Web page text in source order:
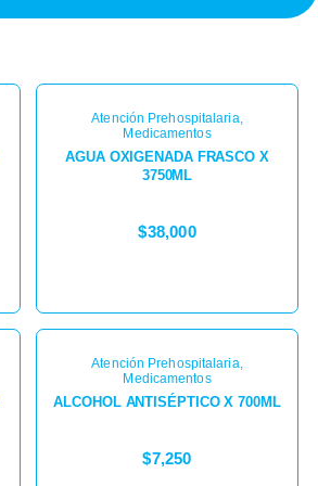
Atención Prehospitalaria,
Medicamentos
AGUA OXIGENADA FRASCO X
3750ML
$38,000
Atención Prehospitalaria,
Medicamentos
ALCOHOL ANTISÉPTICO X 700ML
$7,250